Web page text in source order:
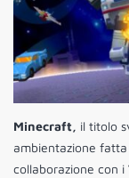
Minecraft, il titolo
ambientazione
collaborazione con i